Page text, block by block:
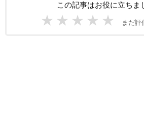
この記事はお役に立ちま
★ ★ ★ ★ ★ まだ評